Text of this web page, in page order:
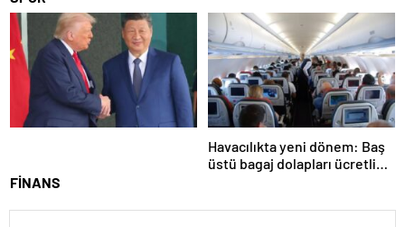
FİNANS
Havacılıkta yeni dönem: Baş
üstü bagaj dolapları ücretli